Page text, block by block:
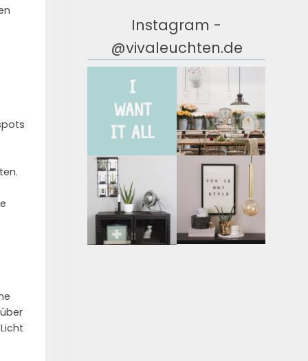
Instagram -
@vivaleuchten.de